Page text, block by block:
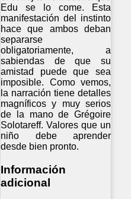
Edu se lo come. Esta
manifestación del instinto
hace que ambos deban
separarse
obligatoriamente, a
sabiendas de que su
amistad puede que sea
imposible. Como vemos,
la narración tiene detalles
magníficos y muy serios
de la mano de Grégoire
Solotareff. Valores que un
niño debe aprender
desde bien pronto.
Información
adicional